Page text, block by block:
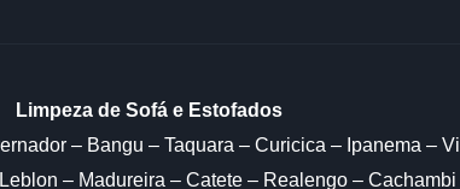
Limpeza de Sofá e Estofados
– Bangu – Taquara – Curicica – Ipanema –
– Madureira – Catete – Realengo –